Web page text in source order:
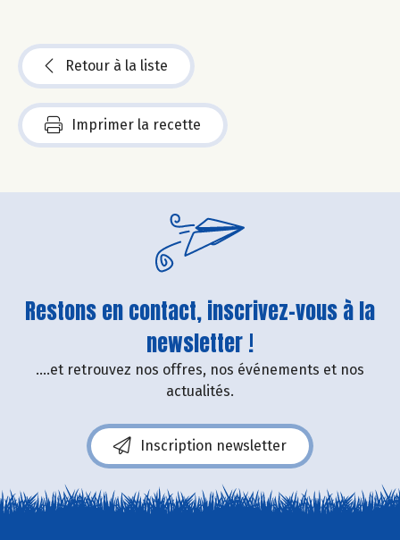
Retour à la liste
Imprimer la recette
Restons en contact, inscrivez-vous à la
newsletter !
....et retrouvez nos offres, nos événements et nos
actualités.
Inscription newsletter